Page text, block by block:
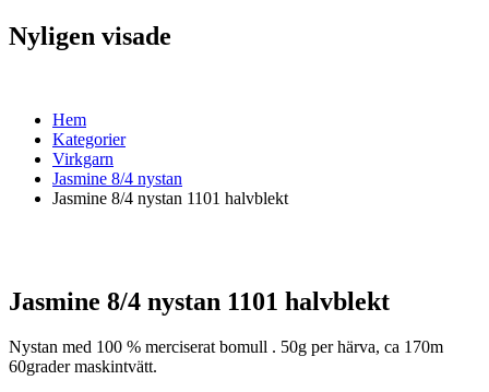
Nyligen visade
Hem
Kategorier
Virkgarn
Jasmine 8/4 nystan
Jasmine 8/4 nystan 1101 halvblekt
Jasmine 8/4 nystan 1101 halvblekt
Nystan med 100 % merciserat bomull . 50g per härva, ca 170m
60grader maskintvätt.